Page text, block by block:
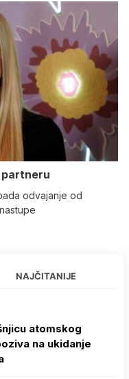
odvajanje od
NAJČITANIJE
atomskog
na ukidanje